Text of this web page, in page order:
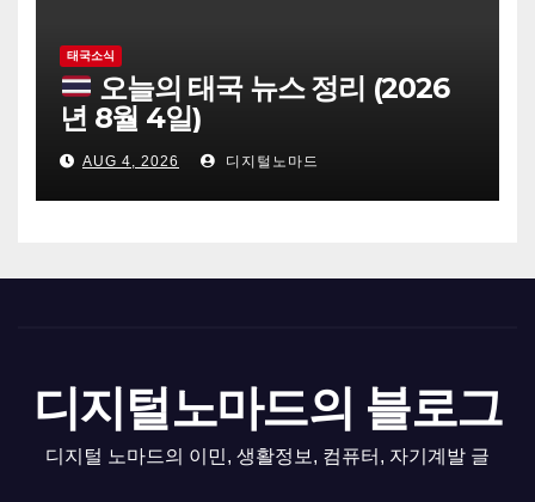
태국소식
오늘의 태국 뉴스 정리 (2026
년 8월 4일)
AUG 4, 2026 디지털노마드
디지털노마드의 블로그
디지털 노마드의 이민, 생활정보, 컴퓨터, 자기계발 글